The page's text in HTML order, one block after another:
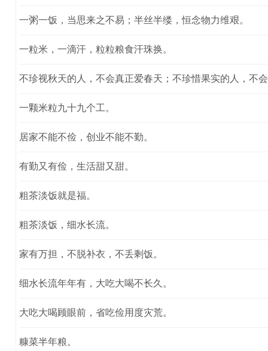
一粥一饭，当思来之不易；半丝半缕，恒念物力维艰。
一粒米，一滴汗，粒粒粮食汗珠换。
不珍视秋天的人，不会真正爱春天；不珍惜果实的人，不
一颗米粒九十九个工。
居家不能不俭，创业不能不勤。
有勤又有俭，生活甜又甜。
粗茶淡饭就是福。
粗茶淡饭，细水长流。
家有万担，不脱补衣，不丢剩饭。
细水长流年年有，大吃大喝不长久。
大吃大喝顾眼前，省吃俭用度灾荒。
糠菜半年粮。